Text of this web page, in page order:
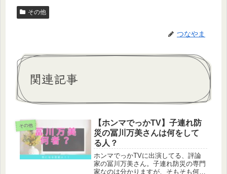
その他
つなやま
関連記事
その他
【ホンマでっかTV】子連れ防
災の冨川万美さんは何をして
る人？
ホンマでっかTVに出演してる、評論
家の冨川万美さん。子連れ防災の専門
家なのは分かりますが、そもそも何を